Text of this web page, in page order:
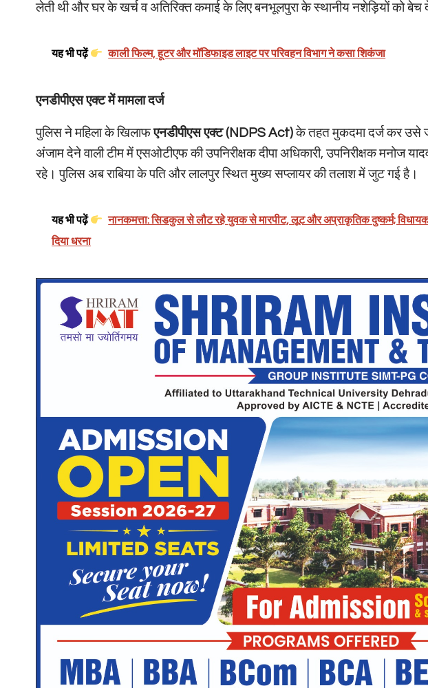
लेती थी और घर के खर्च व अतिरिक्त कमाई के लिए बनभूलपुरा के स्थानीय नशेड़ियों को बेच
यह भी पढ़ें काली फिल्म, हूटर और मॉडिफाइड लाइट पर परिवहन विभाग ने कसा शिकंजा
एनडीपीएस एक्ट में मामला दर्ज
पुलिस ने महिला के खिलाफएनडीपीएस एक्ट (NDPS Act)के तहत मुकदमा दर्ज कर उसे
अंजाम देने वाली टीम में एसओटीएफ की उपनिरीक्षक दीपा अधिकारी, उपनिरीक्षक मनोज
रहे। पुलिस अब राबिया के पति और लालपुर स्थित मुख्य सप्लायर की तलाश में जुट गई है।
यह भी पढ़ें
नानकमत्ता: सिडकुल से लौट रहे युवक से मारपीट, लूट और अप्राकृतिक दुष्कर्म;
दिया धरना